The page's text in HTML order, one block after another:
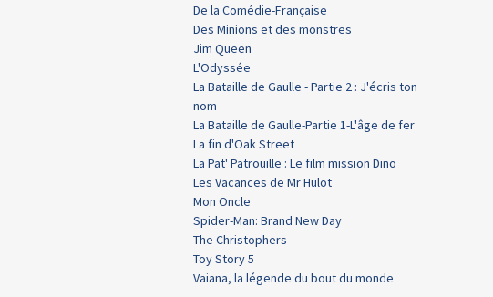
De la Comédie-Française
Des Minions et des monstres
Jim Queen
L'Odyssée
La Bataille de Gaulle - Partie 2 : J'écris ton
nom
La Bataille de Gaulle-Partie 1-L'âge de fer
La fin d'Oak Street
La Pat' Patrouille : Le film mission Dino
Les Vacances de Mr Hulot
Mon Oncle
Spider-Man: Brand New Day
The Christophers
Toy Story 5
Vaiana, la légende du bout du monde